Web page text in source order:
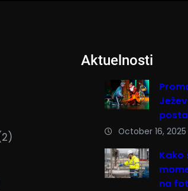
Aktuelnosti
October 16, 2025
Kako
na